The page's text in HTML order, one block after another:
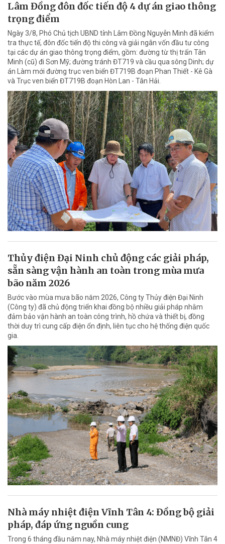
Lâm Đồng đôn đốc tiến độ 4 dự án giao thông
trọng điểm
Ngày 3/8, Phó Chủ tịch UBND tỉnh Lâm Đồng Nguyễn Minh đã kiểm
tra thực tế, đôn đốc tiến độ thi công và giải ngân vốn đầu tư công
tại các dự án giao thông trọng điểm, gồm: đường từ thị trấn Tân
Minh (cũ) đi Sơn Mỹ; đường tránh ĐT719 và cầu qua sông Dinh; dự
án Làm mới đường trục ven biển ĐT719B đoạn Phan Thiết - Kê Gà
và Trục ven biển ĐT719B đoạn Hòn Lan - Tân Hải.
Thủy điện Đại Ninh chủ động các giải pháp,
sẵn sàng vận hành an toàn trong mùa mưa
bão năm 2026
Bước vào mùa mưa bão năm 2026, Công ty Thủy điện Đại Ninh
(Công ty) đã chủ động triển khai đồng bộ nhiều giải pháp nhằm
đảm bảo vận hành an toàn công trình, hồ chứa và thiết bị, đồng
thời duy trì cung cấp điện ổn định, liên tục cho hệ thống điện quốc
gia.
Nhà máy nhiệt điện Vĩnh Tân 4: Đồng bộ giải
pháp, đáp ứng nguồn cung
Trong 6 tháng đầu năm nay, Nhà máy nhiệt điện (NMNĐ) Vĩnh Tân 4